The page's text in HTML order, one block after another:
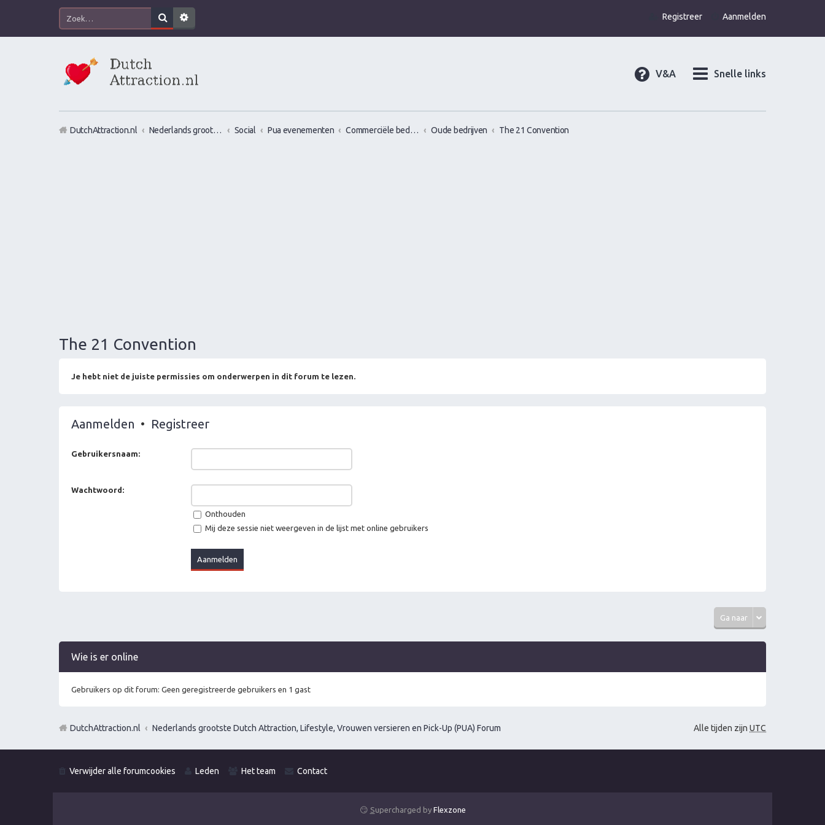
Aanmelden
Registreer
Snelle links
V&A
DutchAttraction.nl Nederlands grootste Dutch Attraction, Lifestyle, Vrouwen versieren en Pick-Up (PUA) Forum Social Pua evenementen Commerciële bedrijven / Reviews van versier workshops en pick up bootcamps Oude bedrijven The 21 Convention
The 21 Convention
Je hebt niet de juiste permissies om onderwerpen in dit forum te lezen.
Aanmelden • Registreer
Gebruikersnaam:
Wachtwoord:
Onthouden
Mij deze sessie niet weergeven in de lijst met online gebruikers
Ga naar
Wie is er online
Gebruikers op dit forum: Geen geregistreerde gebruikers en 1 gast
Alle tijden zijn UTC
DutchAttraction.nl Nederlands grootste Dutch Attraction, Lifestyle, Vrouwen versieren en Pick-Up (PUA) Forum
Verwijder alle forumcookies Leden Het team Contact
😏 Supercharged by Flexzone